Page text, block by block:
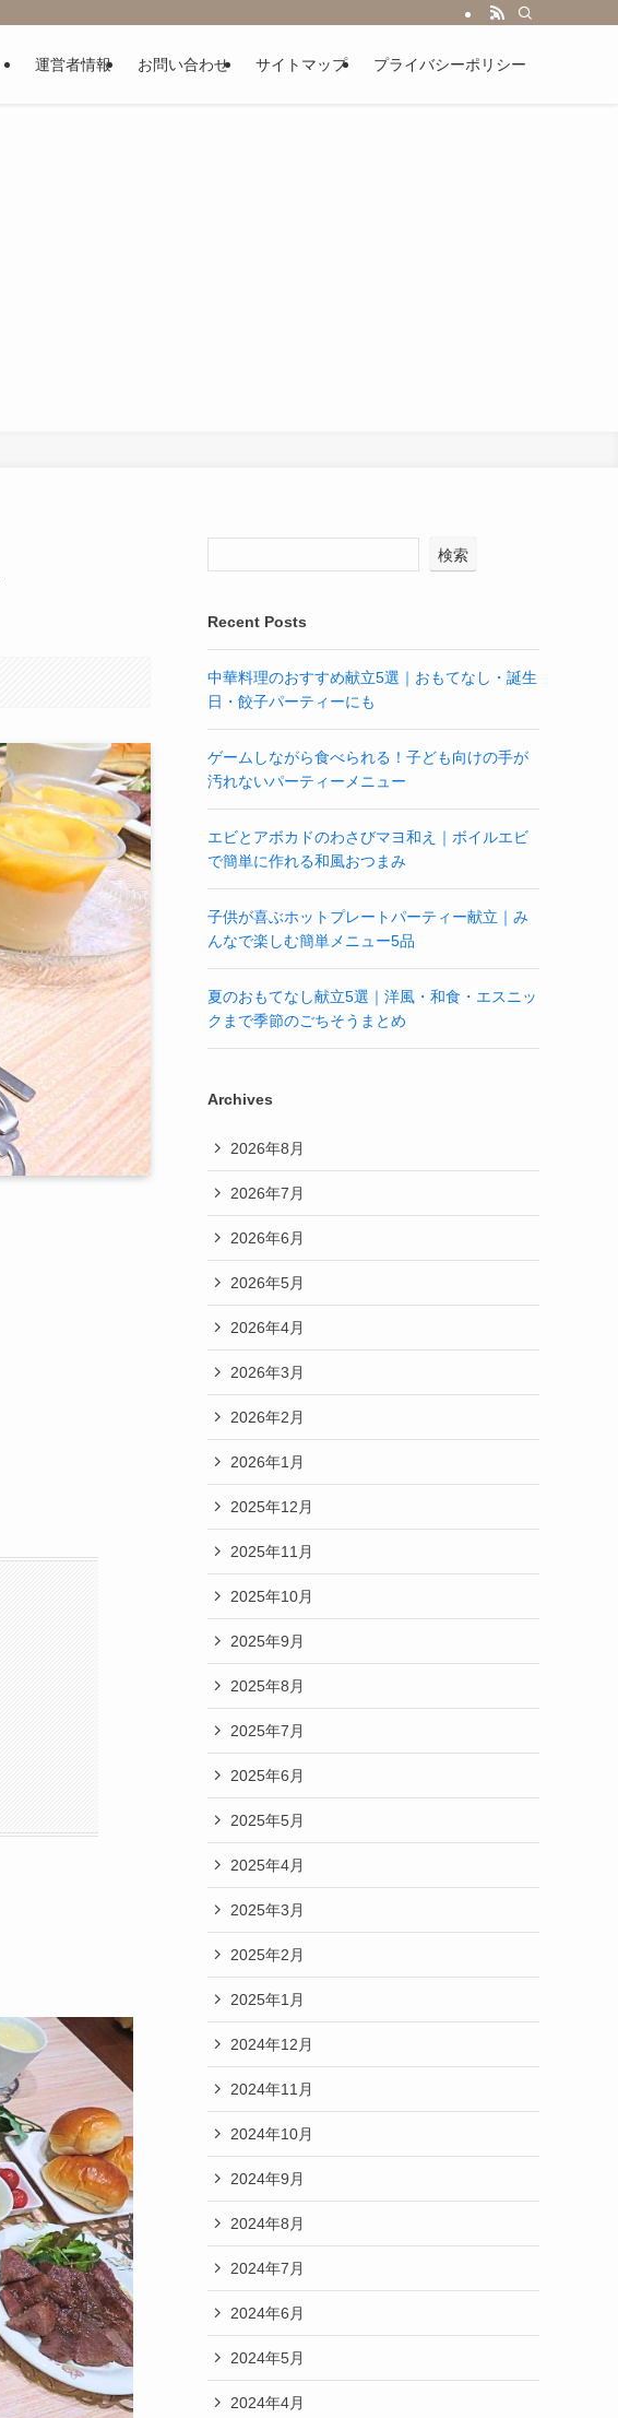
運営者情報 お問い合わせ サイトマップ プライバシーポリシー
検索
Recent Posts
中華料理のおすすめ献立5選｜おもてなし・誕生
日・餃子パーティーにも
ゲームしながら食べられる！子ども向けの手が
汚れないパーティーメニュー
エビとアボカドのわさびマヨ和え｜ボイルエビ
で簡単に作れる和風おつまみ
子供が喜ぶホットプレートパーティー献立｜み
んなで楽しむ簡単メニュー5品
夏のおもてなし献立5選｜洋風・和食・エスニッ
クまで季節のごちそうまとめ
Archives
2026年8月
2026年7月
2026年6月
2026年5月
2026年4月
2026年3月
2026年2月
2026年1月
2025年12月
2025年11月
2025年10月
2025年9月
2025年8月
2025年7月
2025年6月
2025年5月
2025年4月
2025年3月
2025年2月
2025年1月
2024年12月
2024年11月
2024年10月
2024年9月
2024年8月
2024年7月
2024年6月
2024年5月
2024年4月